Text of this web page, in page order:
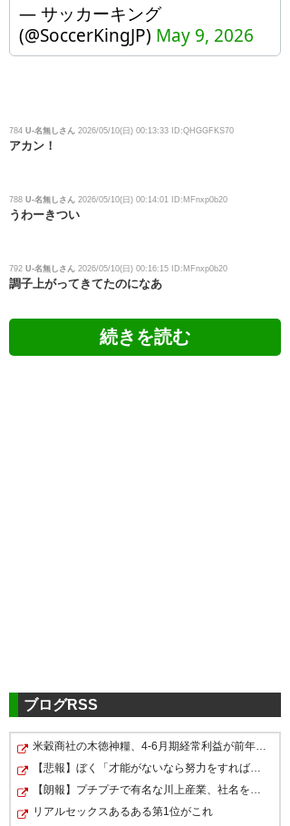
— サッカーキング
(@SoccerKingJP) May 9, 2026
784 U-名無しさん 2026/05/10(日) 00:13:33 ID:QHGGFKS70
アカン！
788 U-名無しさん 2026/05/10(日) 00:14:01 ID:MFnxp0b20
うわーきつい
792 U-名無しさん 2026/05/10(日) 00:16:15 ID:MFnxp0b20
調子上がってきてたのになあ
U-名無しさん2026/05/10(日) 00:28:35 ID:RNHNlAtR0
あわあわわ慌てる必要はない！
ブログRSS
米穀商社の木徳神糧、4-6月期経常利益が前年同期比97.7％…
【悲報】ぼく「才能がないなら努力をすれば良いじゃない…
【朗報】プチプチで有名な川上産業、社名を「プチプチ株…
リアルセックスあるある第1位がこれ